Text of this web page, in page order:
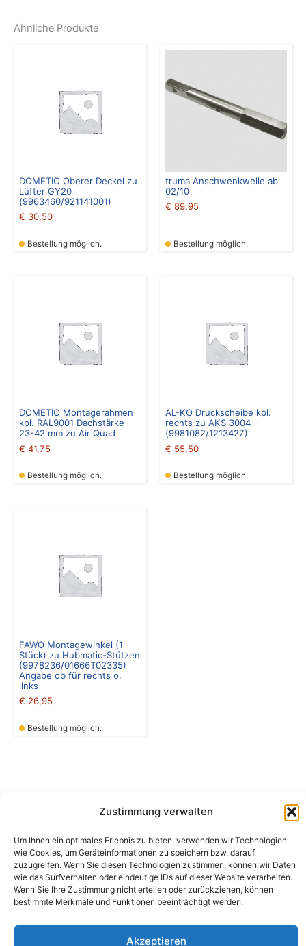
Zustimmung verwalten
Um Ihnen ein optimales Erlebnis zu bieten, verwenden wir Technologien
wie Cookies, um Geräteinformationen zu speichern bzw. darauf
zuzugreifen. Wenn Sie diesen Technologien zustimmen, können wir Daten
wie das Surfverhalten oder eindeutige IDs auf dieser Website verarbeiten.
Wenn Sie Ihre Zustimmung nicht erteilen oder zurückziehen, können
bestimmte Merkmale und Funktionen beeinträchtigt werden.
Akzeptieren
Ähnliche Produkte
DOMETIC Oberer Deckel zu
Lüfter GY20
(9963460/921141001)
€ 30,50
Bestellung möglich.
truma Anschwenkwelle ab
02/10
€ 89,95
Bestellung möglich.
DOMETIC Montagerahmen
kpl. RAL9001 Dachstärke
23-42 mm zu Air Quad
€ 41,75
Bestellung möglich.
AL-KO Druckscheibe kpl.
rechts zu AKS 3004
(9981082/1213427)
€ 55,50
Bestellung möglich.
FAWO Montagewinkel (1
Stück) zu Hubmatic-Stützen
(9978236/01666T02335)
Angabe ob für rechts o.
links
€ 26,95
Bestellung möglich.
Camping Bergler GmbH
Peter-Leardi-Weg 4, 8054 Graz
Steiermark / Österreich​
+43 316 225711 ​ •info@campingbergler.at​
Impressum
AGB
Datenschutzerklärung